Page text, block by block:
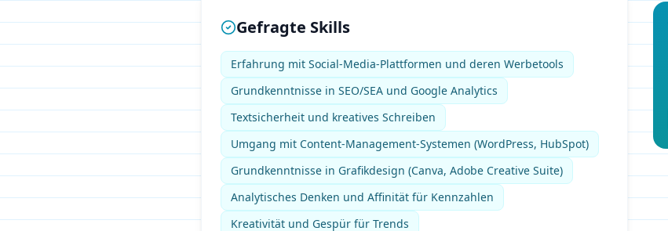
Gefragte Skills
Erfahrung mit Social-Media-Plattformen und deren Werbetools
Grundkenntnisse in SEO/SEA und Google Analytics
Textsicherheit und kreatives Schreiben
Umgang mit Content-Management-Systemen (WordPress, HubSpot)
Grundkenntnisse in Grafikdesign (Canva, Adobe Creative Suite)
Analytisches Denken und Affinität für Kennzahlen
Kreativität und Gespür für Trends